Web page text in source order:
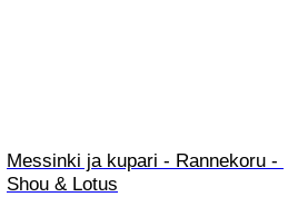
Messinki ja kupari - Rannekoru -
Shou & Lotus